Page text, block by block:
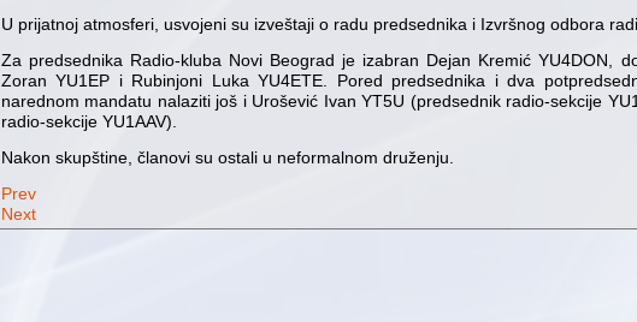
U prijatnoj atmosferi, usvojeni su izveštaji o radu predsednika i Izvršnog odbora
Za predsednika Radio-kluba Novi Beograd je izabran Dejan Kremić YU4DON,
Zoran YU1EP i Rubinjoni Luka YU4ETE. Pored predsednika i dva
narednom mandatu nalaziti još i Urošević Ivan YT5U (predsednik radio-sekcije
radio-sekcije YU1AAV).
Nakon skupštine, članovi su ostali u neformalnom druženju.
Prev
Next